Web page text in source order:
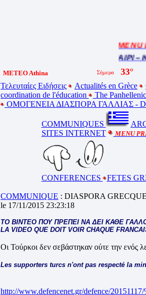
= MENU
BEL ETE – ΚΑΛΟ ΚΑΛΟΚΑΙΡΙ –
METEO Athina
Τελευταίες Ειδήσεις Actualités en Grèce
coordination de l'éducation
The
ΟΜΟΓΕΝΕΙΑ ΔΙΑΣΠΟΡΑ ΓΑΛΛΙΑΣ -
COMMUNIQUES
SITES INTERNET
MENU
CONFERENCES FETES
COMMUNIQUE : DIASPORA
le 17/11/2015 23:23:18
ΤΟ ΒΙΝΤΕΟ ΠΟΥ ΠΡΕΠΕΙ ΝΑ ΔΕΙ ΚΑΘΕ
LA VIDEO QUE DOIT VOIR CHAQUE
Οι Τούρκοι δεν σεβάστηκαν ούτε την ενός
Les supporters turcs n'ont pas respecté la
http://www.defencenet.gr/defence/